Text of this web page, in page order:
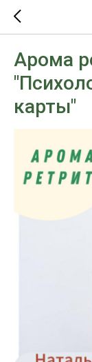
Арома
карты"